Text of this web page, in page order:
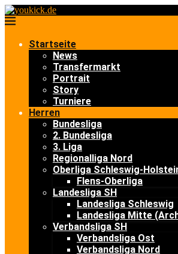
Startseite
News
Transfermarkt
Portrait
Story
Turniere
Herren
Bundesliga
2. Bundesliga
3. Liga
Regionalliga Nord
Oberliga Schleswig-
Flens-Oberliga
Landesliga SH
Landesliga Schleswig
Landesliga Mitte
Verbandsliga SH
Verbandsliga Ost
Verbandsliga Nord